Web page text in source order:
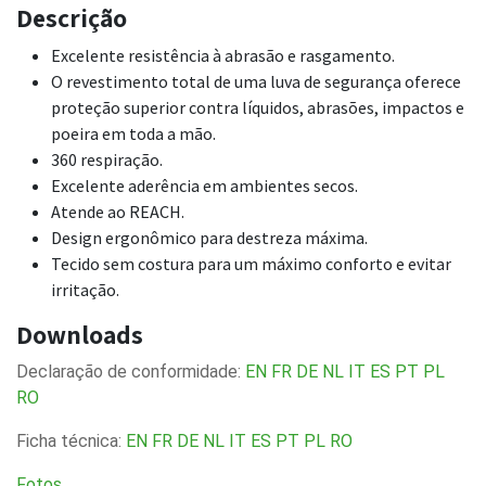
Descrição
Excelente resistência à abrasão e rasgamento.
O revestimento total de uma luva de segurança oferece
proteção superior contra líquidos, abrasões, impactos e
poeira em toda a mão.
360 respiração.
Excelente aderência em ambientes secos.
Atende ao REACH.
Design ergonômico para destreza máxima.
Tecido sem costura para um máximo conforto e evitar
irritação.
Downloads
Declaração de conformidade: EN FR DE NL IT ES PT PL
RO
Ficha técnica: EN FR DE NL IT ES PT PL RO